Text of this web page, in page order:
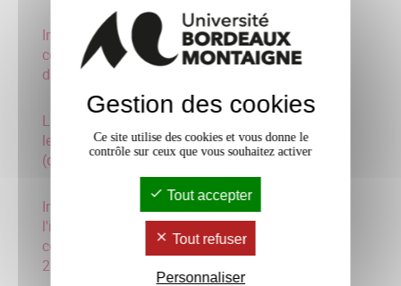
Introduction à l'histoire
contemporaine (à
distance)
3 crédits
La langue française dans
le temps et dans l'espace
(distance
3 crédits
Initiation aux sciences de
l'information et
communication (Licence
2)
3 crédits
Gestion des cookies
Ce site utilise des cookies et vous donne le
contrôle sur ceux que vous souhaitez activer
Tout accepter
Tout refuser
Personnaliser